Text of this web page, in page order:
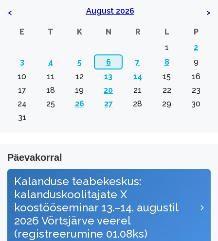
< August 2026 >
E T K N R L
P
1
2
3
4 5 6 7 8
9
10
11 12 13 14 15
16
17
18 19 20 21 22
23
24
25 26 27 28 29
30
31
Päevakorral
Kalanduse teabekeskus:
kalanduskoolitajate X
koostööseminar 13.–14. augustil
2026 Võrtsjärve veerel
(registreerumine 01.08ks)